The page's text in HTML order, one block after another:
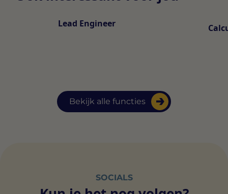
Bekijk alle functies
Lead Engineer
SOCIALS